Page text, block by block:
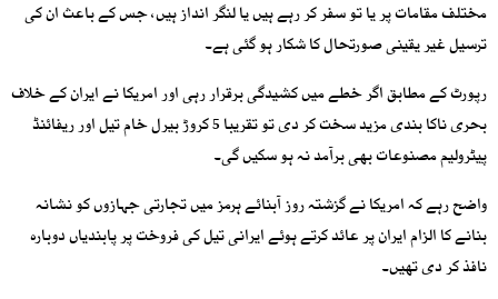
مختلف مقامات پر یا تو سفر کر رہے ہیں یا لنگر انداز ہیں، جس کے باعث ان کی
ترسیل غیر یقینی صورتحال کا شکار ہو گئی ہے۔
رپورٹ کے مطابق اگر خطے میں کشیدگی برقرار رہی اور امریکا نے ایران کے خلاف
بحری ناکا بندی مزید سخت کر دی تو تقریبا 5 کروڑ بیرل خام تیل اور ریفائنڈ
پیٹرولیم مصنوعات بھی برآمد نہ ہو سکیں گی۔
واضح رہے کہ امریکا نے گزشتہ روز آبنائے ہرمز میں تجارتی جہازوں کو نشانہ
بنانے کا الزام ایران پر عائد کرتے ہوئے ایرانی تیل کی فروخت پر پابندیاں دوبارہ
نافذ کر دی تھیں۔